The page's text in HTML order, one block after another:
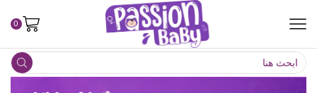
0